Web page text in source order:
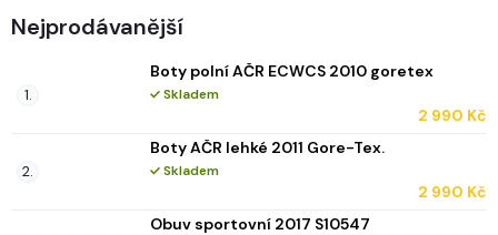
Nejprodávanější
Boty polní AČR ECWCS 2010 goretex
Skladem
2 990 Kč
Boty AČR lehké 2011 Gore-Tex.
Skladem
2 990 Kč
Obuv sportovní 2017 S10547